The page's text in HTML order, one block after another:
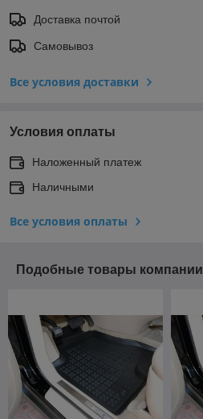
Доставка почтой
Самовывоз
Все условия доставки
Условия оплаты
Наложенный платеж
Наличными
Все условия оплаты
Подобные товары компании